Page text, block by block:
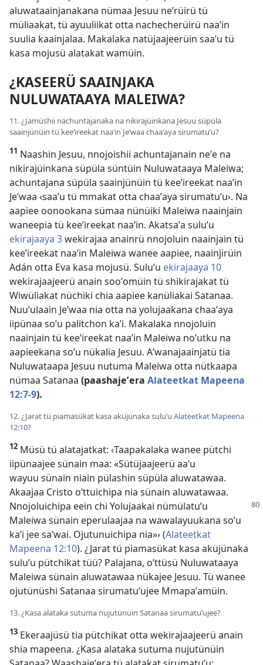
aluwataainjanakana nümaa Jesuu neʼrüirü tü
müliaakat, tü ayuuliikat otta nachecherüirü naaʼin
suulia kaainjalaa. Makalaka natüjaajeerüin saaʼu tü
kasa mojusü alatakat wamüin.
¿KASEERÜ SAAINJAKA
NULUWATAAYA MALEIWA?
11. ¿Jamüshii nachuntajanaka na nikirajüinkana Jesuu süpüla
saainjünüin tü keeʼireekat naaʼin Jeʼwaa chaaʼaya sirumatuʼu?
11 Naashin Jesuu, nnojoishii achuntajanain neʼe na
nikirajüinkana süpüla süntüin Nuluwataaya Maleiwa;
achuntajana süpüla saainjünüin tü keeʼireekat naaʼin
Jeʼwaa ‹saaʼu tü mmakat otta chaaʼaya sirumatuʼu›. Na
aapiee oonookana sümaa nünüiki Maleiwa naainjain
waneepia tü keeʼireekat naaʼin. Akatsaʼa suluʼu
ekirajaaya 3wekirajaa anainrü nnojoluin naainjain tü
keeʼireekat naaʼin Maleiwa wanee aapiee, naainjirüin
Adán otta Eva kasa mojusü. Suluʼu ekirajaaya 10
wekirajaajeerü anain sooʼomüin tü shikirajakat tü
Wiwüliakat nüchiki chia aapiee kanüliakai Satanaa.
Nuuʼulaain Jeʼwaa nia otta na yolujaakana chaaʼaya
iipünaa soʼu palitchon kaʼi. Makalaka nnojoluin
naainjain tü keeʼireekat naaʼin Maleiwa noʼutku na
aapieekana soʼu nükalia Jesuu. Aʼwanajaainjatü tia
Nuluwataapa Jesuu nutuma Maleiwa otta nütkaapa
nümaa Satanaa (paashajeʼera Alateetkat Mapeena
12:7-9).
12. ¿Jarat tü piamasükat kasa aküjünaka suluʼu Alateetkat Mapeena
12:10?
12 Müsü tü alatajatkat: ‹Taapakalaka wanee pütchi
iipünaajee sünain maa: «Sütüjaajeerü aaʼu
wayuu sünain niain pülashin süpüla aluwatawaa.
Akaajaa Cristo oʼttuichipa nia sünain aluwatawaa.
Nnojoluichipa eein chi Yolujaakai nümülatuʼu
Maleiwa sünain eperulaajaa na wawalayuukana soʼu
kaʼi jee saʼwai. Ojutunuichipa nia»› (Alateetkat
Mapeena 12:10). ¿Jarat tü piamasükat kasa aküjünaka
suluʼu pütchikat tüü? Palajana, oʼttüsü Nuluwataaya
Maleiwa sünain aluwatawaa nükajee Jesuu. Tü wanee
ojutünüshi Satanaa sirumatuʼujee Mmapaʼamüin.
13. ¿Kasa alataka sutuma nujutünüin Satanaa sirumatuʼujee?
13 Ekeraajüsü tia pütchikat otta wekirajaajeerü anain
shia mapeena. ¿Kasa alataka sutuma nujutünüin